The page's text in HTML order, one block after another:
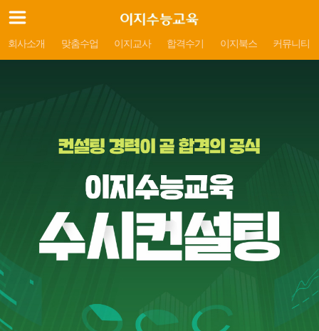
회사소개 맞춤수업 이지교사 합격수기 이지북스 커뮤니티